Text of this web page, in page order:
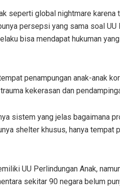
seperti global nightmare karena
persepsi yang sama soal UU
bisa mendapat hukuman
penampungan anak-anak
kekerasan dan
sistem yang jelas bagaimana
shelter khusus, hanya tempat
UU Perlindungan Anak,
sekitar 90 negara belum